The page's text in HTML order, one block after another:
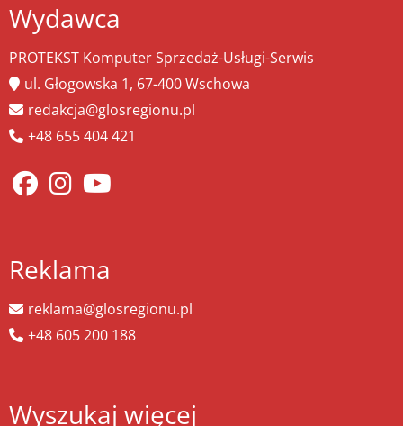
Wydawca
PROTEKST Komputer Sprzedaż-Usługi-Serwis
ul. Głogowska 1, 67-400 Wschowa
redakcja@glosregionu.pl
+48 655 404 421
Reklama
reklama@glosregionu.pl
+48 605 200 188
Wyszukaj więcej